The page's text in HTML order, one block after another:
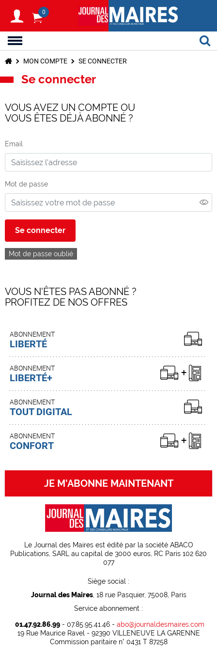
0
MON COMPTE SE CONNECTER
Se connecter
VOUS AVEZ UN COMPTE OU
VOUS ÊTES DÉJÀ ABONNÉ ?
Email
Mot de passe
Se connecter
Mot de passe oublié
VOUS N'ÊTES PAS ABONNÉ ?
PROFITEZ DE NOS OFFRES
ABONNEMENT
LIBERTÉ
ABONNEMENT
LIBERTÉ+
ABONNEMENT
TOUT DIGITAL
ABONNEMENT
CONFORT
JE M'ABONNE MAINTENANT
Le Journal des Maires est édité par la société ABACO
Publications, SARL au capital de 3000 euros, RC Paris 102 620
077
Siège social :
Journal des Maires, 18 rue Pasquier, 75008, Paris
Service abonnement :
01.47.92.86.99- 07.85.95.41.46 - abo@journaldesmaires.com
19 Rue Maurice Ravel - 92390 VILLENEUVE LA GARENNE
Commission paritaire n° 0431 T 87258